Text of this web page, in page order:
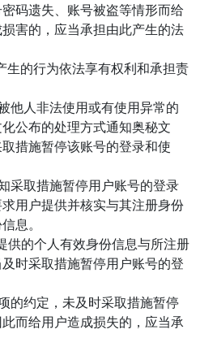
码遗失、账号被盗等情形而给
害的，应当承担由此产生的法
生的行为依法享有权利和承担责
他人非法使用或有使用异常的
公布的处理方式通知奥秘文
措施暂停该账号的登录和使
采取措施暂停用户账号的登录
用户提供并核实与其注册身份
息。
供的个人有效身份信息与所注册
时采取措施暂停用户账号的登
的约定，未及时采取措施暂停
而给用户造成损失的，应当承